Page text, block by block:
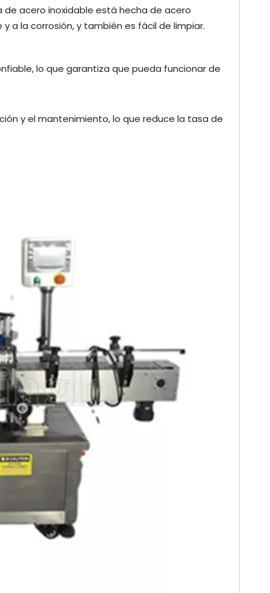
acero inoxidable está hecha de acero
a la corrosión, y también es fácil de limpiar.
lo que garantiza que pueda funcionar de
y el mantenimiento, lo que reduce la tasa de